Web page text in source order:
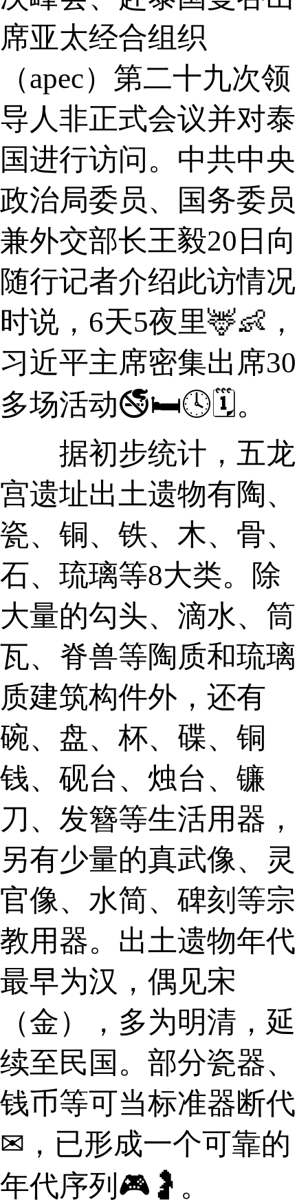
席亚太经合组织
（apec）第二十九次领
导人非正式会议并对泰
国进行访问。中共中央
政治局委员、国务委员
兼外交部长王毅20日向
随行记者介绍此访情况
时说，6天5夜里🦌👶，
习近平主席密集出席30
多场活动🚭🛏🕓🗓。
据初步统计，五龙
宫遗址出土遗物有陶、
瓷、铜、铁、木、骨、
石、琉璃等8大类。除
大量的勾头、滴水、筒
瓦、脊兽等陶质和琉璃
质建筑构件外，还有
碗、盘、杯、碟、铜
钱、砚台、烛台、镰
刀、发簪等生活用器，
另有少量的真武像、灵
官像、水简、碑刻等宗
教用器。出土遗物年代
最早为汉，偶见宋
（金），多为明清，延
续至民国。部分瓷器、
钱币等可当标准器断代
✉，已形成一个可靠的
年代序列🎮🤰。